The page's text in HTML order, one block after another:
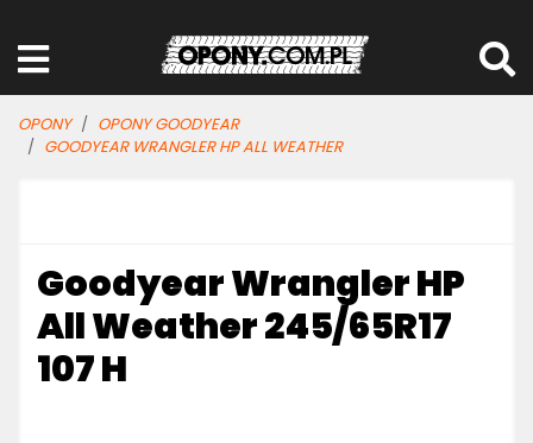
OPONY
OPONY GOODYEAR
GOODYEAR WRANGLER HP ALL WEATHER
Goodyear Wrangler HP
All Weather 245/65R17
107 H